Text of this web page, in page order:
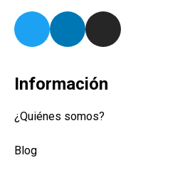
Información
¿Quiénes somos?
Blog